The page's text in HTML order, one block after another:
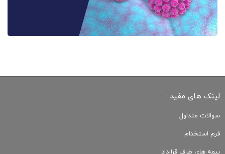
لینک های مفید :
سوالات متداول
فرم استخدام
بیمه های طرف قرارداد